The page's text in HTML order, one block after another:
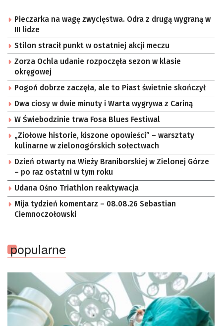
Pieczarka na wagę zwycięstwa. Odra z drugą wygraną w
III lidze
Stilon stracił punkt w ostatniej akcji meczu
Zorza Ochla udanie rozpoczęła sezon w klasie
okręgowej
Pogoń dobrze zaczęła, ale to Piast świetnie skończył
Dwa ciosy w dwie minuty i Warta wygrywa z Cariną
W Świebodzinie trwa Fosa Blues Festiwal
„Ziołowe historie, kiszone opowieści” – warsztaty
kulinarne w zielonogórskich sołectwach
Dzień otwarty na Wieży Braniborskiej w Zielonej Górze
– po raz ostatni w tym roku
Udana Ośno Triathlon reaktywacja
Mija tydzień komentarz – 08.08.26 Sebastian
Ciemnoczołowski
popularne